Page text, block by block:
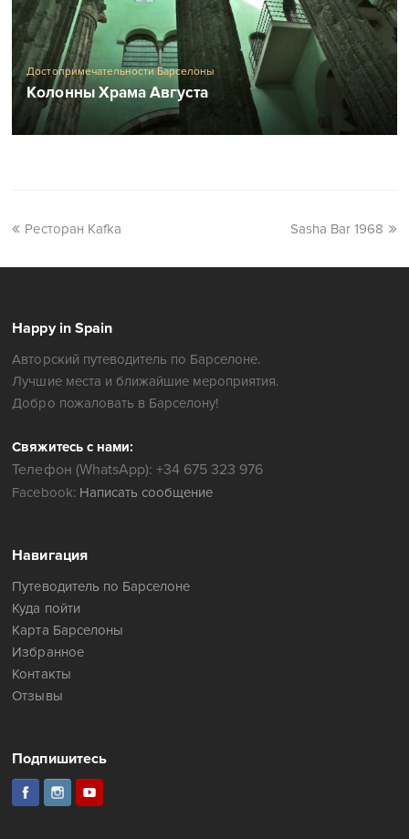
Достопримечательности Барселоны
Колонны Храма Августа
Ресторан Kafka Sasha Bar 1968
Happy in Spain
Авторский путеводитель по Барселоне.
Лучшие места и ближайшие мероприятия.
Добро пожаловать в Барселону!
Свяжитесь с нами:
Телефон (WhatsApp): +34 675 323 976
Facebook: Написать сообщение
Навигация
Путеводитель по Барселоне
Куда пойти
Карта Барселоны
Избранное
Контакты
Отзывы
Подпишитесь